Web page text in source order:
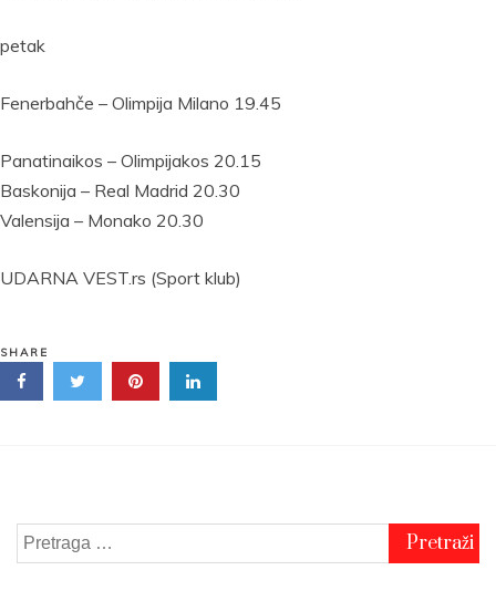
petak
Fenerbahče – Olimpija Milano 19.45
Panatinaikos – Olimpijakos 20.15
Baskonija – Real Madrid 20.30
Valensija – Monako 20.30
UDARNA VEST.rs (Sport klub)
SHARE
Pretraga
za: